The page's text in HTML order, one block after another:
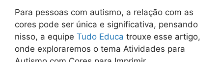
Para pessoas com autismo, a relação com as
cores pode ser única e significativa, pensando
nisso, a equipe Tudo Educa trouxe esse artigo,
onde exploraremos o tema Atividades para